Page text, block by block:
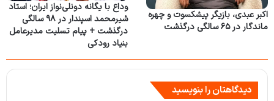
اکبر عبدی، بازیگر پیشکسوت و چهره
ماندگار در ۶۵ سالگی درگذشت
وداع با یگانه دونلی‌نواز ایران؛ استاد
شیرمحمد اسپندار در ۹۸ سالگی
درگذشت + پیام تسلیت مدیرعامل
بنیاد رودکی
دیدگاهتان را بنویسید